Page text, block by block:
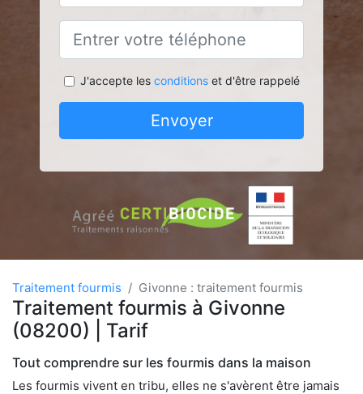
J'accepte les conditionset d'être rappelé
Envoyer
Traitement fourmis Givonne : traitement fourmis
Traitement fourmis à Givonne
(08200) | Tarif
Tout comprendre sur les fourmis dans la maison
Les fourmis vivent en tribu, elles ne s'avèrent être jamais